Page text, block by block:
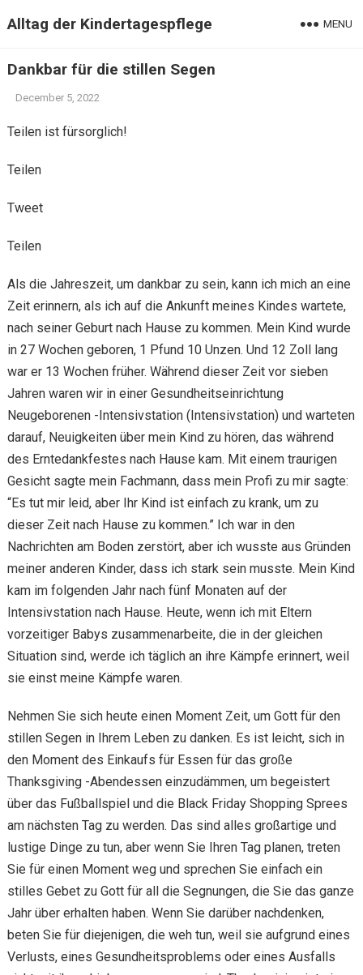
Alltag der Kindertagespflege MENU
Dankbar für die stillen Segen
December 5, 2022
Teilen ist fürsorglich!
Teilen
Tweet
Teilen
Als die Jahreszeit, um dankbar zu sein, kann ich mich an eine
Zeit erinnern, als ich auf die Ankunft meines Kindes wartete,
nach seiner Geburt nach Hause zu kommen. Mein Kind wurde
in 27 Wochen geboren, 1 Pfund 10 Unzen. Und 12 Zoll lang
war er 13 Wochen früher. Während dieser Zeit vor sieben
Jahren waren wir in einer Gesundheitseinrichtung
Neugeborenen -Intensivstation (Intensivstation) und warteten
darauf, Neuigkeiten über mein Kind zu hören, das während
des Erntedankfestes nach Hause kam. Mit einem traurigen
Gesicht sagte mein Fachmann, dass mein Profi zu mir sagte:
“Es tut mir leid, aber Ihr Kind ist einfach zu krank, um zu
dieser Zeit nach Hause zu kommen.” Ich war in den
Nachrichten am Boden zerstört, aber ich wusste aus Gründen
meiner anderen Kinder, dass ich stark sein musste. Mein Kind
kam im folgenden Jahr nach fünf Monaten auf der
Intensivstation nach Hause. Heute, wenn ich mit Eltern
vorzeitiger Babys zusammenarbeite, die in der gleichen
Situation sind, werde ich täglich an ihre Kämpfe erinnert, weil
sie einst meine Kämpfe waren.
Nehmen Sie sich heute einen Moment Zeit, um Gott für den
stillen Segen in Ihrem Leben zu danken. Es ist leicht, sich in
den Moment des Einkaufs für Essen für das große
Thanksgiving -Abendessen einzudämmen, um begeistert
über das Fußballspiel und die Black Friday Shopping Sprees
am nächsten Tag zu werden. Das sind alles großartige und
lustige Dinge zu tun, aber wenn Sie Ihren Tag planen, treten
Sie für einen Moment weg und sprechen Sie einfach ein
stilles Gebet zu Gott für all die Segnungen, die Sie das ganze
Jahr über erhalten haben. Wenn Sie darüber nachdenken,
beten Sie für diejenigen, die weh tun, weil sie aufgrund eines
Verlusts, eines Gesundheitsproblems oder eines Ausfalls